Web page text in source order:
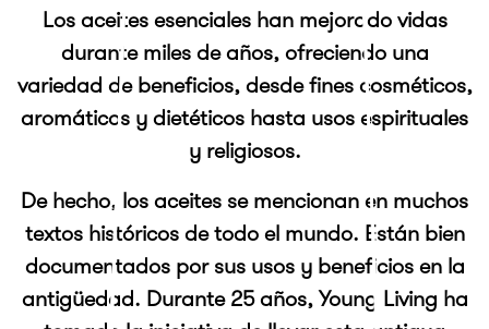
Los aceites esenciales han mejorado vidas
durante miles de años, ofreciendo una
variedad de beneficios, desde fines cosméticos,
aromáticos y dietéticos hasta usos espirituales
y religiosos.
De hecho, los aceites se mencionan en muchos
textos históricos de todo el mundo. Están bien
documentados por sus usos y beneficios en la
antigüedad. Durante 25 años, Young Living ha